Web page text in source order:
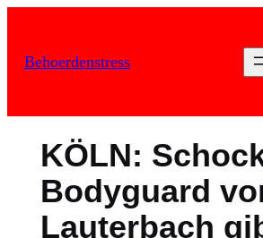
springen
Behoerdenstress
KÖLN:
Bodyguard
Lauterbach